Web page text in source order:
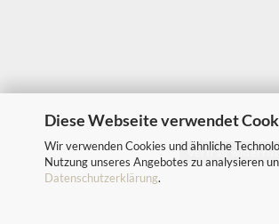
Diese Webseite verwendet
Wir verwenden Cookies und ähnliche
Nutzung unseres Angebotes zu analysieren
Datenschutzerklärung.
Vertrag